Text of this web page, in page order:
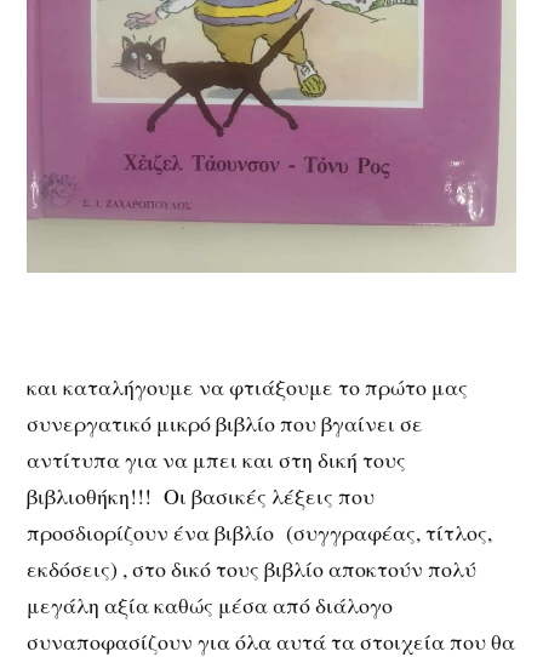
και καταλήγουμε να φτιάξουμε το πρώτο μας
συνεργατικό μικρό βιβλίο που βγαίνει σε
αντίτυπα για να μπει και στη δική τους
βιβλιοθήκη!!! Οι βασικές λέξεις που
προσδιορίζουν ένα βιβλίο (συγγραφέας, τίτλος,
εκδόσεις) , στο δικό τους βιβλίο αποκτούν πολύ
μεγάλη αξία καθώς μέσα από διάλογο
συναποφασίζουν για όλα αυτά τα στοιχεία που θα